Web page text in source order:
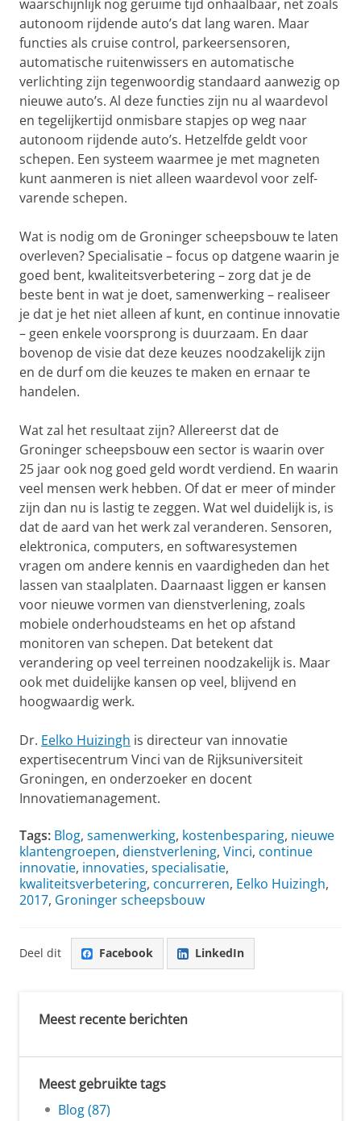
waarschijnlijk nog geruime tijd onhaalbaar, net zoals
autonoom rijdende auto’s dat lang waren. Maar
functies als cruise control, parkeersensoren,
automatische ruitenwissers en automatische
verlichting zijn tegenwoordig standaard aanwezig op
nieuwe auto’s. Al deze functies zijn nu al waardevol
en tegelijkertijd onmisbare stapjes op weg naar
autonoom rijdende auto’s. Hetzelfde geldt voor
schepen. Een systeem waarmee je met magneten
kunt aanmeren is niet alleen waardevol voor zelf-
varende schepen.
Wat is nodig om de Groninger scheepsbouw te laten
overleven? Specialisatie – focus op datgene waarin je
goed bent, kwaliteitsverbetering – zorg dat je de
beste bent in wat je doet, samenwerking – realiseer
je dat je het niet alleen af kunt, en continue innovatie
– geen enkele voorsprong is duurzaam. En daar
bovenop de visie dat deze keuzes noodzakelijk zijn
en de durf om die keuzes te maken en ernaar te
handelen.
Wat zal het resultaat zijn? Allereerst dat de
Groninger scheepsbouw een sector is waarin over
25 jaar ook nog goed geld wordt verdiend. En waarin
veel mensen werk hebben. Of dat er meer of minder
zijn dan nu is lastig te zeggen. Wat wel duidelijk is, is
dat de aard van het werk zal veranderen. Sensoren,
elektronica, computers, en softwaresystemen
vragen om andere kennis en vaardigheden dan het
lassen van staalplaten. Daarnaast liggen er kansen
voor nieuwe vormen van dienstverlening, zoals
mobiele onderhoudsteams en het op afstand
monitoren van schepen. Dat betekent dat
verandering op veel terreinen noodzakelijk is. Maar
ook met duidelijke kansen op veel, blijvend en
hoogwaardig werk.
Dr. Eelko Huizingh is directeur van innovatie
expertisecentrum Vinci van de Rijksuniversiteit
Groningen, en onderzoeker en docent
Innovatiemanagement.
Tags: Blog, samenwerking, kostenbesparing, nieuwe
klantengroepen, dienstverlening, Vinci, continue
innovatie, innovaties, specialisatie,
kwaliteitsverbetering, concurreren, Eelko Huizingh,
2017, Groninger scheepsbouw
Deel dit Facebook LinkedIn
Meest recente berichten
Meest gebruikte tags
Blog (87)